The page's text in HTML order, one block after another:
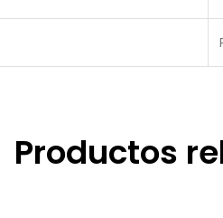
Productos